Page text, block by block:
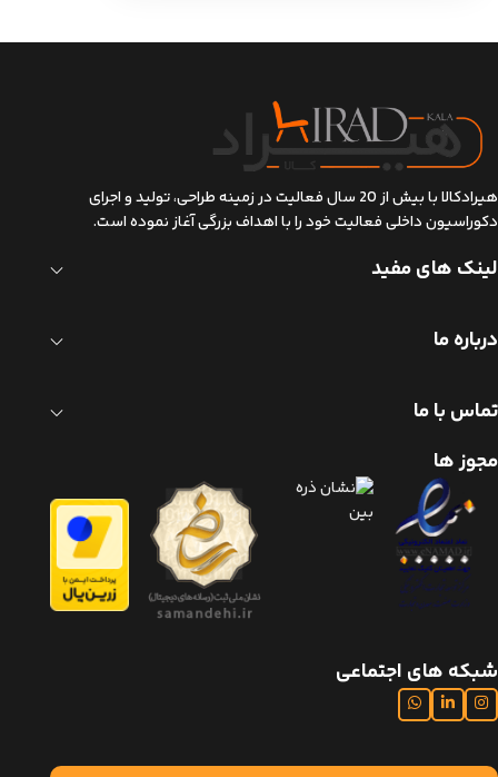
هیرادکالا با بیش از 20 سال فعالیت در زمینه طراحی، تولید و اجرای
دکوراسیون داخلی فعالیت خود را با اهداف بزرگی آغاز نموده است.
لینک های مفید
درباره ما
تماس با ما
مجوز ها
شبکه های اجتماعی